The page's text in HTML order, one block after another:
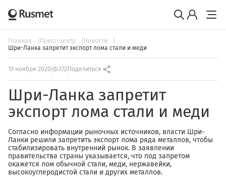
Главная Пресс-центр
Новости
Шри-Ланка запретит экспорт лома стали и меди
19 ноября 2020 372 Поделиться
Шри-Ланка запретит
экспорт лома стали и меди
Согласно информации рыночных источников, власти Шри-
Ланки решили запретить экспорт лома ряда металлов, чтобы
стабилизировать внутренний рынок. В заявлении
правительства страны указывается, что под запретом
окажется лом обычной стали, меди, нержавейки,
высокоуглеродистой стали и других металлов.